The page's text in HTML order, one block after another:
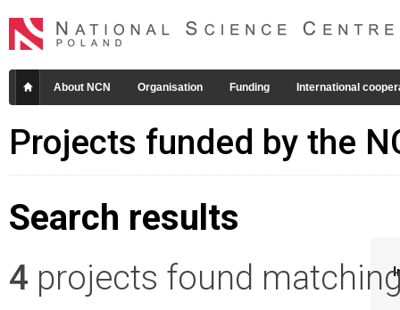
About NCN Organisation Funding International
Projects funded by the
Search results
4 projects found